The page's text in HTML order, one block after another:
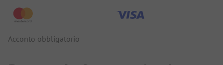
Acconto obbligatorio